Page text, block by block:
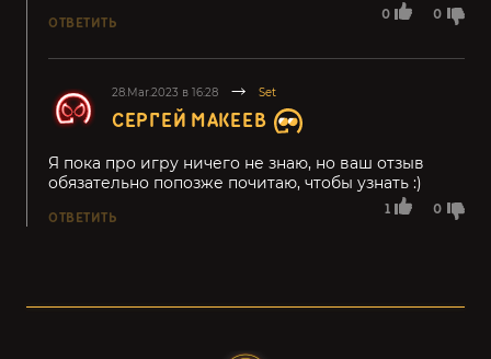
0 0
ОТВЕТИТЬ
28.Mar.2023 в 16:28 Set
СЕРГЕЙ МАКЕЕВ
1 0
Я пока про игру ничего не знаю, но ваш отзыв
обязательно попозже почитаю, чтобы узнать :)
ОТВЕТИТЬ